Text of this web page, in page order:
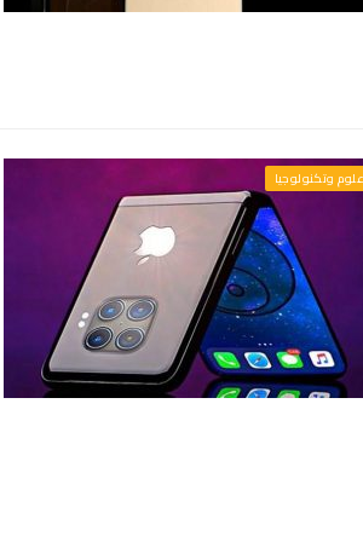
علوم وتكنولوجيا